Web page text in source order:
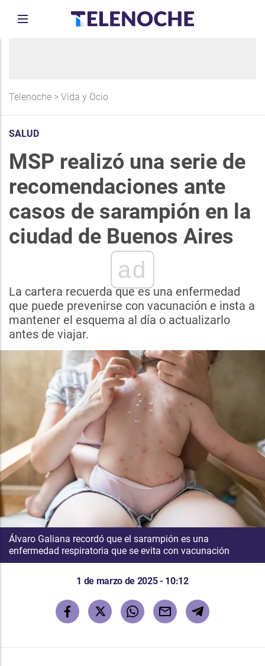
Telenoche > Vida y Ocio
SALUD
MSP realizó una serie de
recomendaciones ante
casos de sarampión en la
ciudad de Buenos Aires
ad
La cartera recuerda que es una enfermedad
que puede prevenirse con vacunación e insta a
mantener el esquema al día o actualizarlo
antes de viajar.
Álvaro Galiana recordó que el sarampión es una
enfermedad respiratoria que se evita con vacunación
1 de marzo de 2025 - 10:12